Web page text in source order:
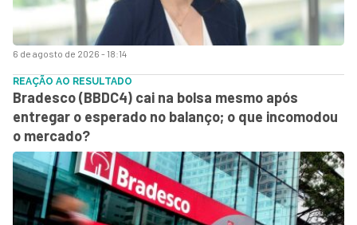
6 de agosto de 2026 - 18:14
REAÇÃO AO RESULTADO
Bradesco (BBDC4) cai na bolsa mesmo após
entregar o esperado no balanço; o que incomodou
o mercado?